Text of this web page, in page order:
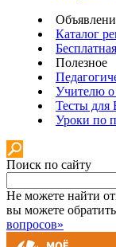
Каталог
Полезное
Учителю о
Тесты
Уроки по
Поиск по сайту
Не можете найти
вы можете
вопросов»